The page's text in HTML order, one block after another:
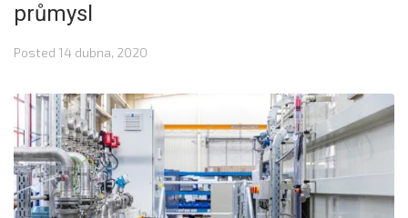
průmysl
Posted 14 dubna, 2020